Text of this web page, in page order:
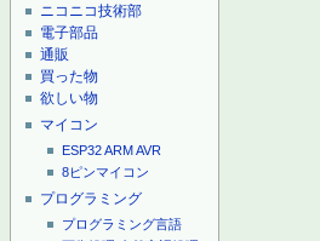
ニコニコ技術部
電子部品
通販
買った物
欲しい物
マイコン
ESP32ARMAVR
8ピンマイコン
プログラミング
プログラミング言語